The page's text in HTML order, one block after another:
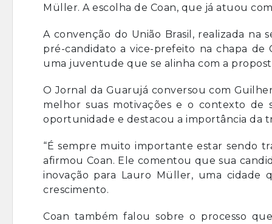
Müller. A escolha de Coan, que já atuou
A convenção do União Brasil, realizada na
pré-candidato a vice-prefeito na chapa de
uma juventude que se alinha com a
O Jornal da Guarujá conversou com
melhor suas motivações e o contexto de
oportunidade e destacou a importância da
“É sempre muito importante estar sendo
afirmou Coan. Ele comentou que sua
inovação para Lauro Müller, uma cidade
crescimento.
Coan também falou sobre o processo